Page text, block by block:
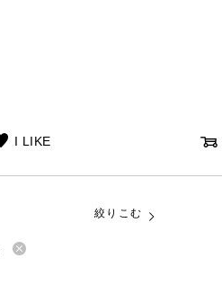
I LIKE
絞りこむ